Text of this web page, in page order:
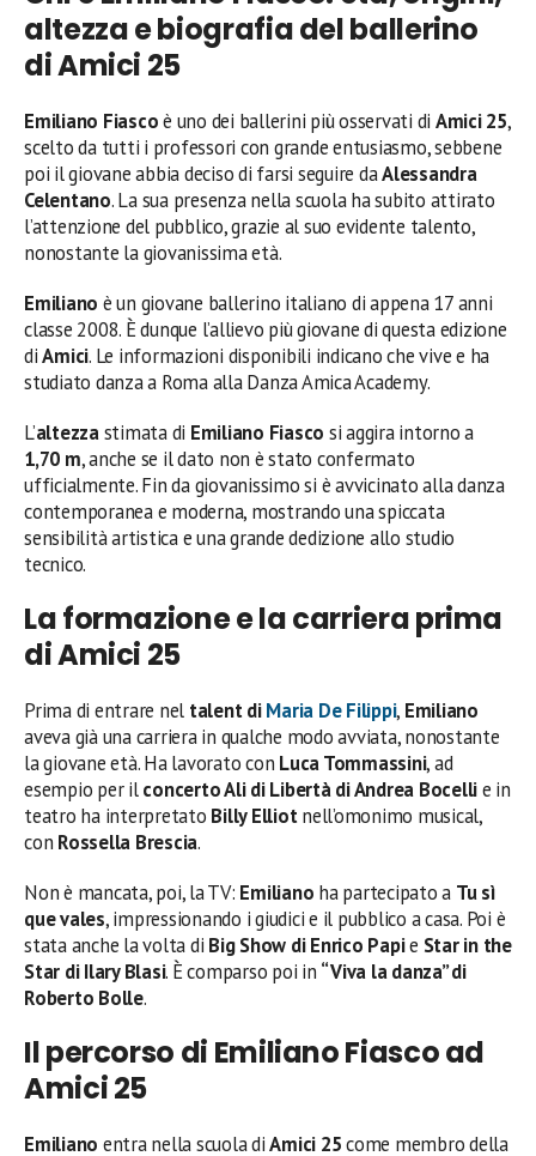
altezza e biografia del ballerino
di Amici 25
Emiliano Fiascoè uno dei ballerini più osservati di Amici 25,
scelto da tutti i professori con grande entusiasmo, sebbene
poi il giovane abbia deciso di farsi seguire daAlessandra
Celentano. La sua presenza nella scuola ha subito attirato
l’attenzione del pubblico, grazie al suo evidente talento,
nonostante la giovanissima età.
Emiliano è un giovane ballerino italiano di appena 17 anni
classe 2008. È dunque l’allievo più giovane di questa edizione
diAmici. Le informazioni disponibili indicano che vive e ha
studiato danza a Roma alla Danza Amica Academy.
L’altezzastimata di Emiliano Fiasco si aggira intorno a
1,70 m, anche se il dato non è stato confermato
ufficialmente. Fin da giovanissimo si è avvicinato alla danza
contemporanea e moderna, mostrando una spiccata
sensibilità artistica e una grande dedizione allo studio
tecnico.
La formazione e la carriera prima
di Amici 25
Prima di entrare nel talent diMaria De Filippi, Emiliano
aveva già una carriera in qualche modo avviata, nonostante
la giovane età. Ha lavorato con Luca Tommassini, ad
esempio per ilconcerto Ali di Libertà di Andrea Bocellie in
teatro ha interpretato Billy Elliotnell’omonimo musical,
con Rossella Brescia.
Non è mancata, poi, la TV: Emiliano ha partecipato a Tu sì
que vales, impressionando i giudici e il pubblico a casa. Poi è
stata anche la volta di Big Show di Enrico Papie Star in the
Star di Ilary Blasi. È comparso poi in “Viva la danza” di
Roberto Bolle.
Il percorso di Emiliano Fiasco ad
Amici 25
Emiliano entra nella scuola diAmici 25come membro della